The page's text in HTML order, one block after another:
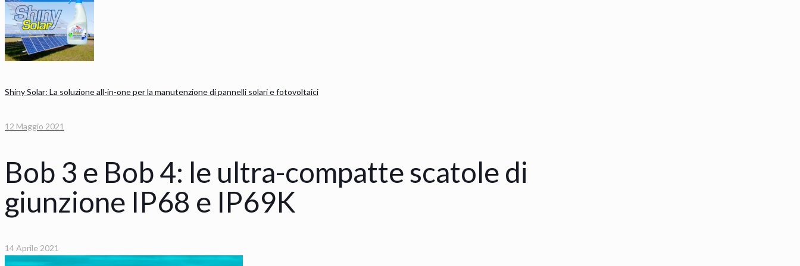
Shiny Solar: La soluzione all-in-one per la manutenzione di pannelli solari e fotovoltaici
12 Maggio 2021
Bob 3 e Bob 4: le ultra-compatte scatole di
giunzione IP68 e IP69K
14 Aprile 2021